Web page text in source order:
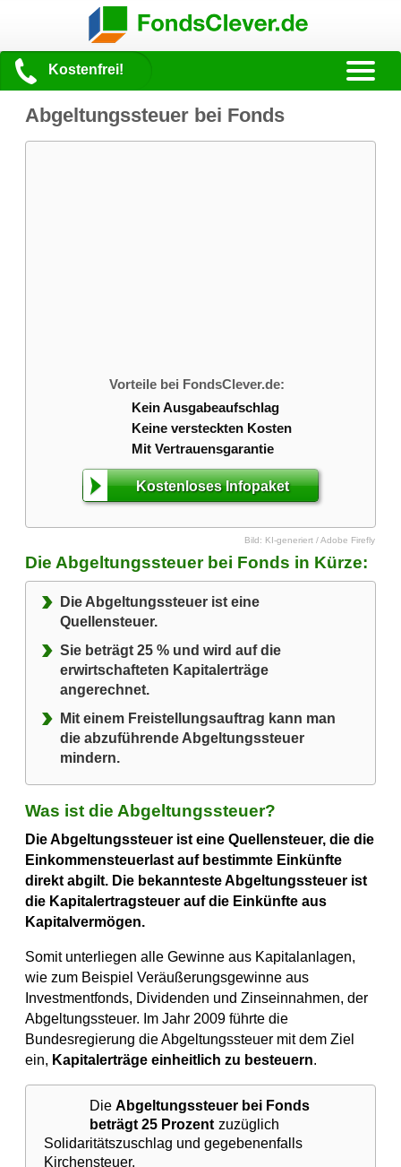
Kostenfrei!
Abgeltungssteuer bei Fonds
Bild: KI-generiert / Adobe Firefly
Vorteile bei FondsClever.de:
Kein Ausgabeaufschlag
Keine versteckten Kosten
Mit Vertrauensgarantie
Kostenloses Infopaket
Die Abgeltungssteuer bei Fonds in Kürze:
Die Abgeltungssteuer ist eine
Quellensteuer.
Sie beträgt 25 % und wird auf die
erwirtschafteten Kapitalerträge
angerechnet.
Mit einem Freistellungsauftrag kann man
die abzuführende Abgeltungssteuer
mindern.
Was ist die Abgeltungssteuer?
Die Abgeltungssteuer ist eine Quellensteuer, die die
Einkommensteuerlast auf bestimmte Einkünfte
direkt abgilt. Die bekannteste Abgeltungssteuer ist
die Kapitalertragsteuer auf die Einkünfte aus
Kapitalvermögen.
Somit unterliegen alle Gewinne aus Kapitalanlagen,
wie zum Beispiel Veräußerungsgewinne aus
Investmentfonds, Dividenden und Zinseinnahmen, der
Abgeltungssteuer. Im Jahr 2009 führte die
Bundesregierung die Abgeltungssteuer mit dem Ziel
ein, Kapitalerträge einheitlich zu besteuern.
Die Abgeltungssteuer bei Fonds
beträgt 25 Prozent zuzüglich
Solidaritätszuschlag und gegebenenfalls
Kirchensteuer.